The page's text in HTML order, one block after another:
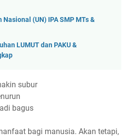
(UN) IPA SMP MTs &
LUMUT dan PAKU &
subur
bagus
bagi manusia. Akan tetapi,